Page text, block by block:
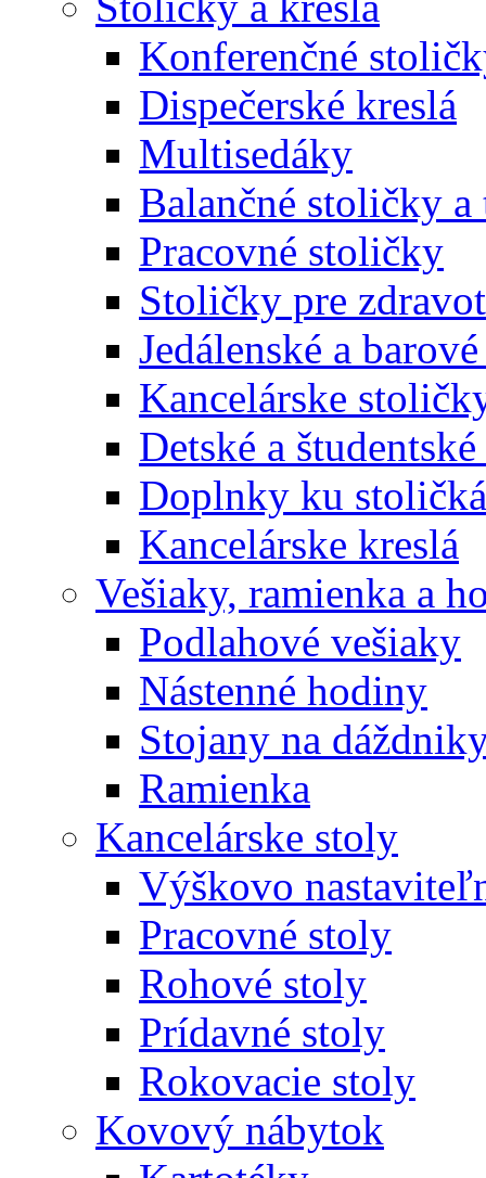
Konferenčné
Dispečerské kreslá
Multisedáky
Balančné stoličky a
Pracovné stoličky
Stoličky pre
Jedálenské a
Kancelárske
Detské a
Doplnky ku
Kancelárske kreslá
Vešiaky, ramienka a
Podlahové vešiaky
Nástenné hodiny
Stojany na
Ramienka
Kancelárske stoly
Výškovo
Pracovné stoly
Rohové stoly
Prídavné stoly
Rokovacie stoly
Kovový nábytok